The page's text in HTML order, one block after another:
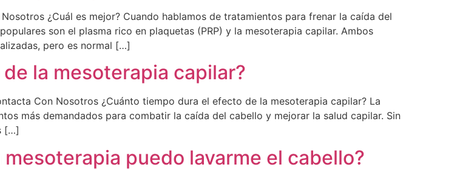
¿Cuál es mejor? Cuando hablamos de tratamientos para frenar la caída del
son el plasma rico en plaquetas (PRP) y la mesoterapia capilar. Ambos
pero es normal […]
la mesoterapia capilar?
Con Nosotros ¿Cuánto tiempo dura el efecto de la mesoterapia capilar? La
más demandados para combatir la caída del cabello y mejorar la salud capilar. Sin
[…]
puedo lavarme el cabello?